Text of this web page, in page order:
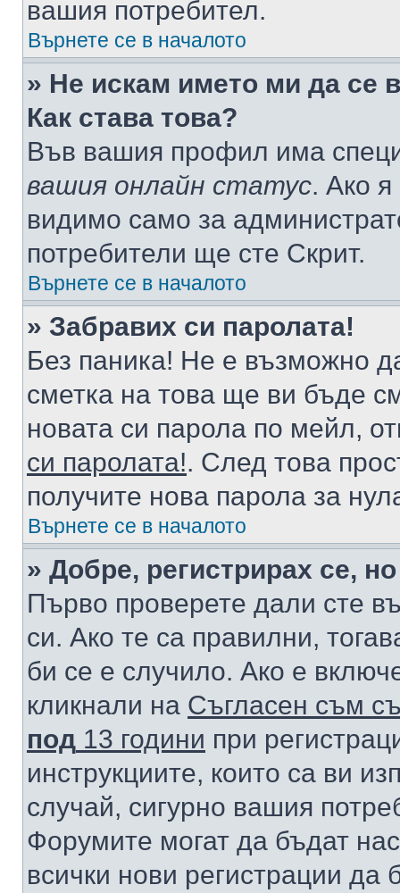
вашия потребител.
Върнете се в началото
» Не искам името ми да се
Как става това?
Във вашия профил има
вашия онлайн статус. Ако
видимо само за
потребители ще сте Скрит.
Върнете се в началото
» Забравих си паролата!
Без паника! Не е възможно
сметка на това ще ви бъде
новата си парола по мейл,
си паролата!. След това
получите нова парола за
Върнете се в началото
» Добре, регистрирах се,
Първо проверете дали сте
си. Ако те са правилни,
би се е случило. Ако е
кликнали на Съгласен съм
под 13 години при
инструкциите, които са ви
случай, сигурно вашия
Форумите могат да бъдат
всички нови регистрации да